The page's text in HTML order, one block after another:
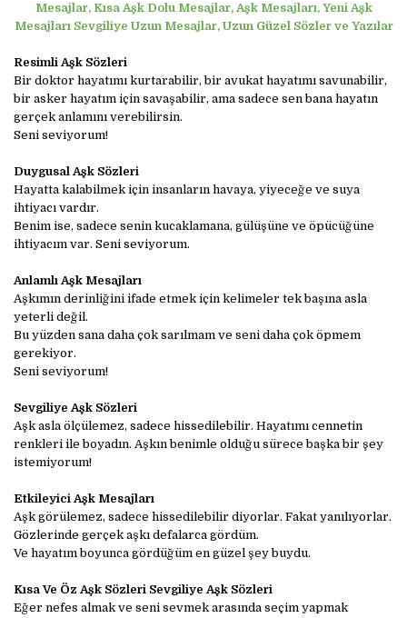
Mesajlar, Kısa Aşk Dolu Mesajlar, Aşk Mesajları, Yeni Aşk
Mesajları Sevgiliye Uzun Mesajlar, Uzun Güzel Sözler ve Yazılar
Resimli Aşk Sözleri
Bir doktor hayatımı kurtarabilir, bir avukat hayatımı savunabilir,
bir asker hayatım için savaşabilir, ama sadece sen bana hayatın
gerçek anlamını verebilirsin.
Seni seviyorum!
Duygusal Aşk Sözleri
Hayatta kalabilmek için insanların havaya, yiyeceğe ve suya
ihtiyacı vardır.
Benim ise, sadece senin kucaklamana, gülüşüne ve öpücüğüne
ihtiyacım var. Seni seviyorum.
Anlamlı Aşk Mesajları
Aşkımın derinliğini ifade etmek için kelimeler tek başına asla
yeterli değil.
Bu yüzden sana daha çok sarılmam ve seni daha çok öpmem
gerekiyor.
Seni seviyorum!
Sevgiliye Aşk Sözleri
Aşk asla ölçülemez, sadece hissedilebilir. Hayatımı cennetin
renkleri ile boyadın. Aşkın benimle olduğu sürece başka bir şey
istemiyorum!
Etkileyici Aşk Mesajları
Aşk görülemez, sadece hissedilebilir diyorlar. Fakat yanılıyorlar.
Gözlerinde gerçek aşkı defalarca gördüm.
Ve hayatım boyunca gördüğüm en güzel şey buydu.
Kısa Ve Öz Aşk Sözleri Sevgiliye Aşk Sözleri
Eğer nefes almak ve seni sevmek arasında seçim yapmak